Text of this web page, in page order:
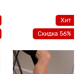
Хит
Скидка 56%